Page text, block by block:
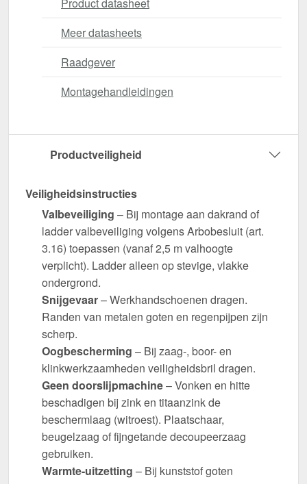
Meer datasheets
Raadgever
Montagehandleidingen
Productveiligheid
Veiligheidsinstructies
Valbeveiliging – Bij montage aan dakrand of
ladder valbeveiliging volgens Arbobesluit (art.
3.16) toepassen (vanaf 2,5 m valhoogte
verplicht). Ladder alleen op stevige, vlakke
ondergrond.
Snijgevaar– Werkhandschoenen dragen.
Randen van metalen goten en regenpijpen zijn
scherp.
Oogbescherming – Bij zaag-, boor- en
klinkwerkzaamheden veiligheidsbril dragen.
Geen doorslijpmachine– Vonken en hitte
beschadigen bij zink en titaanzink de
beschermlaag (witroest). Plaatschaar,
beugelzaag of fijngetande decoupeerzaag
gebruiken.
Warmte-uitzetting – Bij kunststof goten